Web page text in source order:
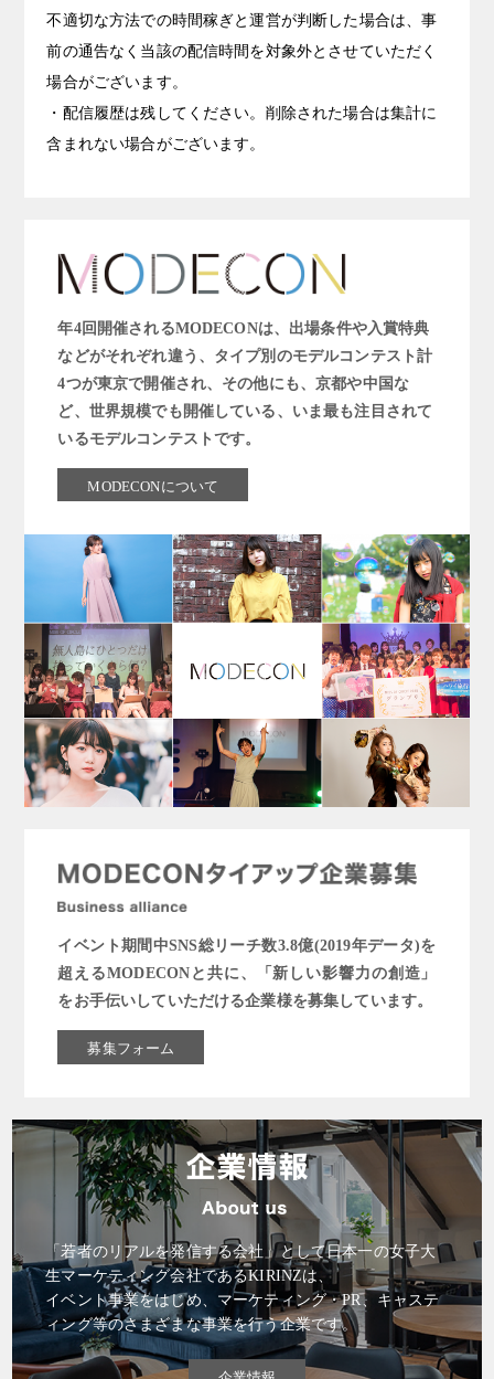
不適切な方法での時間稼ぎと運営が判断した場合は、事
前の通告なく当該の配信時間を対象外とさせていただく
場合がございます。
・配信履歴は残してください。削除された場合は集計に
含まれない場合がございます。
年4回開催されるMODECONは、出場条件や入賞特典
などがそれぞれ違う、タイプ別のモデルコンテスト計
4つが東京で開催され、その他にも、京都や中国な
ど、世界規模でも開催している、いま最も注目されて
いるモデルコンテストです。
MODECONについて
イベント期間中SNS総リーチ数3.8億(2019年データ)を
超えるMODECONと共に、「新しい影響力の創造」
をお手伝いしていただける企業様を募集しています。
募集フォーム
「若者のリアルを発信する会社」として日本一の女子大
生マーケティング会社であるKIRINZは、
イベント事業をはじめ、マーケティング・PR、キャステ
ィング等のさまざまな事業を行う企業です。